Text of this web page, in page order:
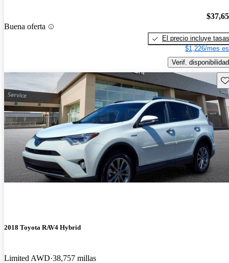
Buena oferta
El precio incluye tasas
$1,226/mes
Verif. disponibilidad
2018 Toyota RAV4 Hybrid
Limited AWD 38,757 millas